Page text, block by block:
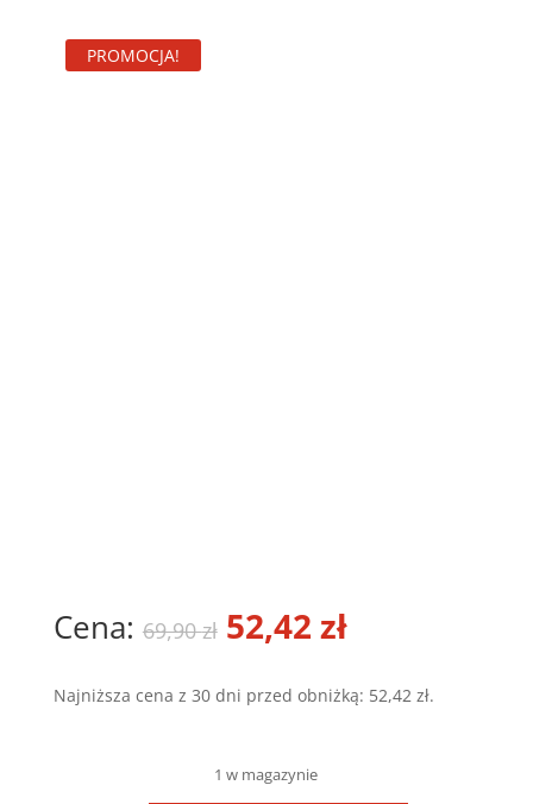
PROMOCJA!
69,90zł Pierwotna
wynosiła:
69,90 zł.
52,42 złAktualna
wynosi:
Najniższa cena z 30 dni przed obniżką: 52,42 zł.
1 w magazynie